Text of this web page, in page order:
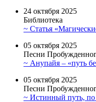
24 октября 2025
Библиотека
~ Статья
05 октября 2025
Песни
~ Анупайя – «путь
05 октября 2025
Песни
~ Истинный путь, по